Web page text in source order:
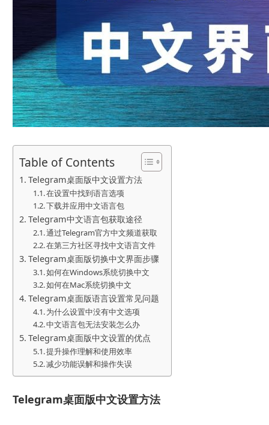
Table of Contents
Telegram桌面版中文设置方法
在设置中找到语言选项
下载并应用中文语言包
Telegram中文语言包获取途径
通过Telegram官方中文频道获取
在第三方社区寻找中文语言文件
Telegram桌面版切换中文界面步骤
如何在Windows系统切换中文
如何在Mac系统切换中文
Telegram桌面版语言设置常见问题
为什么设置中没有中文选项
中文语言包无法安装怎么办
Telegram桌面版中文设置的优点
提升操作理解和使用效率
减少功能误解和操作失误
Telegram桌面版中文设置方法